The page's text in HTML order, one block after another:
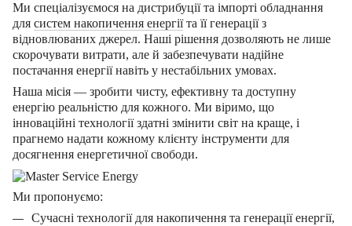
Ми спеціалізуємося на дистрибуції та імпорті обладнання
для систем накопичення енергіїта її генерації з
відновлюваних джерел. Наші рішення дозволяють не лише
скорочувати витрати, але й забезпечувати надійне
постачання енергії навіть у нестабільних умовах.
Наша місія — зробити чисту, ефективну та доступну
енергію реальністю для кожного. Ми віримо, що
інноваційні технології здатні змінити світ на краще, і
прагнемо надати кожному клієнту інструменти для
досягнення енергетичної свободи.
Ми пропонуємо:
Сучасні технології для накопичення та генерації енергії,